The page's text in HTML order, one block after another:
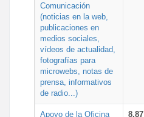
Comunicación
(noticias en la web,
publicaciones en
medios sociales,
vídeos de actualidad,
fotografías para
microwebs, notas de
prensa, informativos
de radio...)
Apoyo de la Oficina
8,87